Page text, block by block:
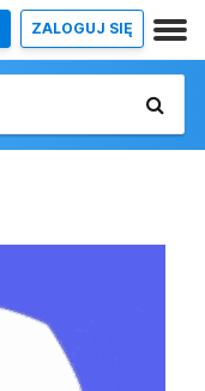
ZALOGUJ SIĘ